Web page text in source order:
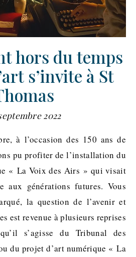
hors du temps
s’invite à St
2022
pu profiter de l’installation du
« La Voix des Airs » qui visait
aux générations futures. Vous
la question de l’avenir et
est revenue à plusieurs reprises
s’agisse du Tribunal des
du projet d’art numérique « La